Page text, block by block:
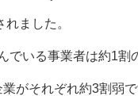
ました。
でいる事業者は約1割
がそれぞれ約3割弱で